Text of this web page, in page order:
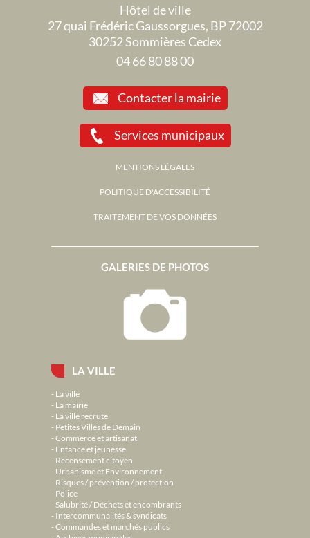
LA VILLE
La ville
La mairie
La ville recrute
Petites Villes de Demain
Commerce et artisanat
Enfance et jeunesse
Recensement citoyen
Urbanisme et Environnement
Risques / prévention / protection
Police
Salubrité / Déchets et encombrants
Intercommunalités & syndicats
Commandes et marchés publics
GALERIES DE PHOTOS
Hôtel de ville
27 quai Frédéric Gaussorgues, BP 72002
30252 Sommières Cedex
04 66 80 88 00
Contacter la mairie
Services municipaux
MENTIONS LÉGALES
POLITIQUE D'ACCESSIBILITÉ
TRAITEMENT DE VOS DONNÉES